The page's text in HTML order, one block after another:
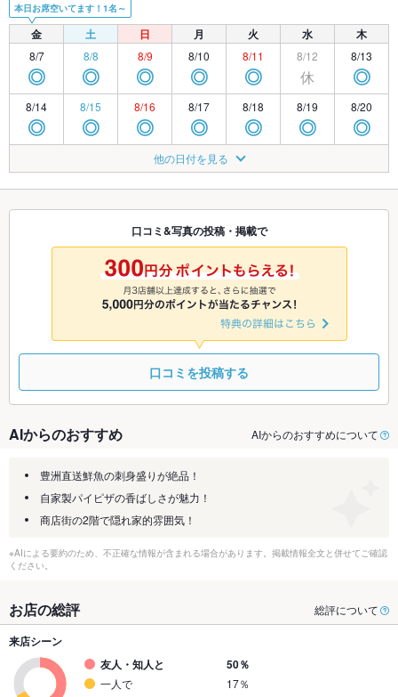
本日お席空いてます！1名～
金 土 日 月 火 水 木
8/7
◎
8/8
◎
8/9
◎
8/10
◎
8/11
◎
8/12
休
8/13
◎
8/14
◎
8/15
◎
8/16
◎
8/17
◎
8/18
◎
8/19
◎
8/20
◎
◎ ◎
8/23
◎
8/24
◎
8/25
◎ 休 ◎
8/28 8/29 8/30
◎
8/31
◎
9/1
◎
9/2 9/3
9/6
◎ ◎ ◎
他の日付を見る
口コミ&写真の投稿・掲載で
口コミを投稿する
AIからのおすすめ AIからのおすすめについて
豊洲直送鮮魚の刺身盛りが絶品！
自家製パイピザの香ばしさが魅力！
商店街の2階で隠れ家的雰囲気！
※AIによる要約のため、不正確な情報が含まれる場合があります。掲載情報全文と併せてご確認
ください。
お店の総評 総評について
来店シーン
友人・知人と
50％
一人で
17％